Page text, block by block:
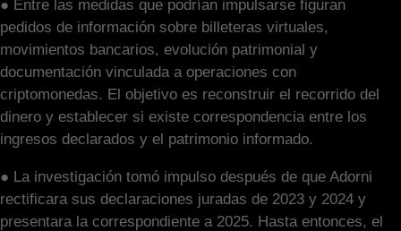
● Entre las medidas que podrían impulsarse figuran
pedidos de información sobre billeteras virtuales,
movimientos bancarios, evolución patrimonial y
documentación vinculada a operaciones con
criptomonedas. El objetivo es reconstruir el recorrido del
dinero y establecer si existe correspondencia entre los
ingresos declarados y el patrimonio informado.
● La investigación tomó impulso después de que Adorni
rectificara sus declaraciones juradas de 2023 y 2024 y
presentara la correspondiente a 2025. Hasta entonces, el